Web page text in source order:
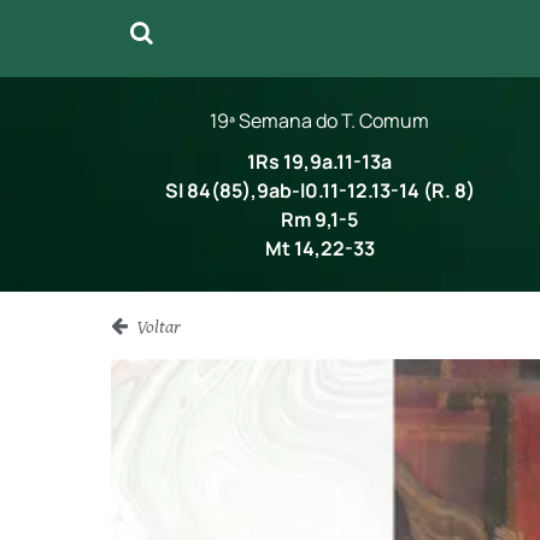
19ª Semana do T. Comum
1Rs 19,9a.11-13a
Sl 84(85),9ab-l0.11-12.13-14 (R. 8)
Rm 9,1-5
Mt 14,22-33
Voltar